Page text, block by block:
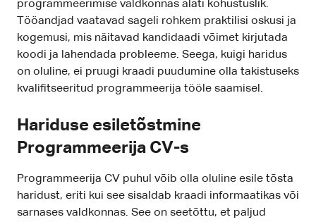
programmeerimise valdkonnas alati kohustuslik.
Tööandjad vaatavad sageli rohkem praktilisi oskusi ja
kogemusi, mis näitavad kandidaadi võimet kirjutada
koodi ja lahendada probleeme. Seega, kuigi haridus
on oluline, ei pruugi kraadi puudumine olla takistuseks
kvalifitseeritud programmeerija tööle saamisel.
Hariduse esiletõstmine
Programmeerija CV-s
Programmeerija CV puhul võib olla oluline esile tõsta
haridust, eriti kui see sisaldab kraadi informaatikas või
sarnases valdkonnas. See on seetõttu, et paljud